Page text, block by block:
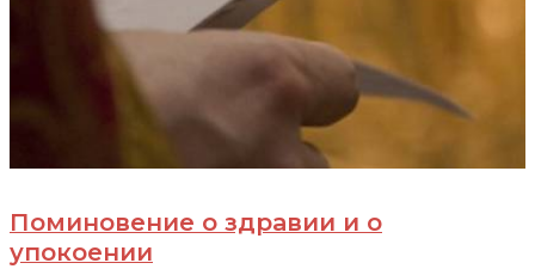
Поминовение о здравии и о
упокоении